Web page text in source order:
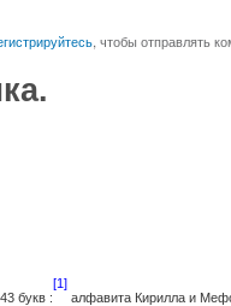
, чтобы отправлять
букв :
[1]
алфавита Кирилла и